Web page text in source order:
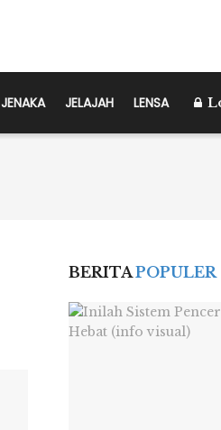
JENAKA JELAJAH LENSA
BERITAPOPULER